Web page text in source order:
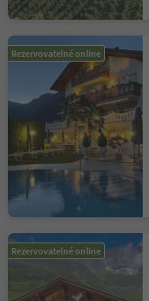
Rezervovatelné online
Rezervovatelné online